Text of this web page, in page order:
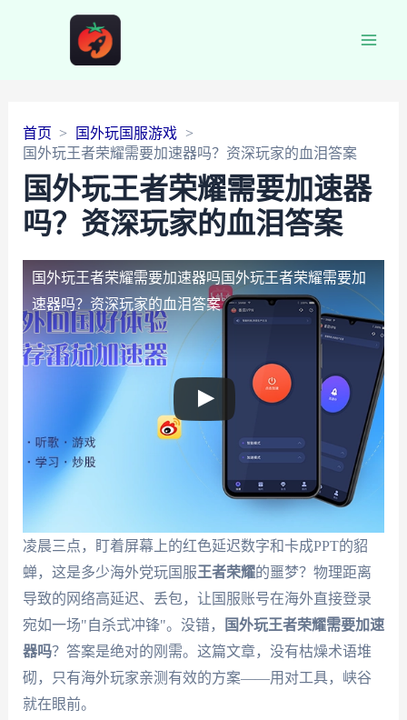
首页
国外玩国服游戏
国外玩王者荣耀需要加速器吗？资深玩家的血泪答案
国外玩王者荣耀需要加速器
吗？资深玩家的血泪答案
国外玩王者荣耀需要加速器吗国外玩王者荣耀需要加
速器吗？资深玩家的血泪答案
凌晨三点，盯着屏幕上的红色延迟数字和卡成PPT的貂
蝉，这是多少海外党玩国服王者荣耀的噩梦？物理距离
导致的网络高延迟、丢包，让国服账号在海外直接登录
宛如一场"自杀式冲锋"。没错，
国外玩王者荣耀需要加速
器吗？答案是绝对的刚需。这篇文章，没有枯燥术语堆
砌，只有海外玩家亲测有效的方案——用对工具，峡谷
就在眼前。